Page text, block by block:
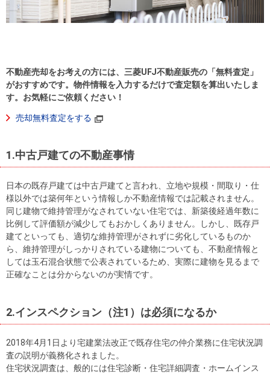
購入向け
サービス
住宅ロー
ンシミュ
住まい1プ
ラス（お
住まいと
暮らしの
税金の本
ック）
購入ガイ
ド
住まいと
（電子ブ
ック）
売却ガイ
不動産売却をお考えの方には、三菱UFJ不動産販売の「無料査定」
がおすすめです。物件情報を入力するだけで査定額を算出いたしま
す。お気軽にご依頼ください！
売却無料査定をする
1.中古戸建ての不動産事情
日本の既存戸建ては中古戸建てと言われ、立地や規模・間取り・仕
様以外では築何年という情報しか不動産情報では記載されません。
同じ建物で維持管理がなされていない住宅では、新築後経過年数に
比例して評価額が減少してもおかしくありません。しかし、既存戸
建てといっても、適切な維持管理がされずに劣化しているものか
ら、維持管理がしっかりされている建物についても、不動産情報と
しては玉石混合状態で公表されているため、実際に建物を見るまで
正確なことは分からないのが実情です。
2.インスペクション（注1）は必須になるか
2018年4月1日より宅建業法改正で既存住宅の仲介業務に住宅状況調
査の説明が義務化されました。
住宅状況調査は、般的には住宅診断・住宅詳細調査・ホームインス